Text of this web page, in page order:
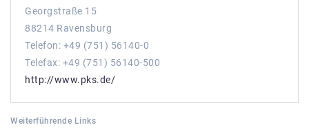
Georgstraße 15
88214 Ravensburg
Telefon: +49 (751) 56140-0
Telefax: +49 (751) 56140-500
http://www.pks.de/
Weiterführende Links